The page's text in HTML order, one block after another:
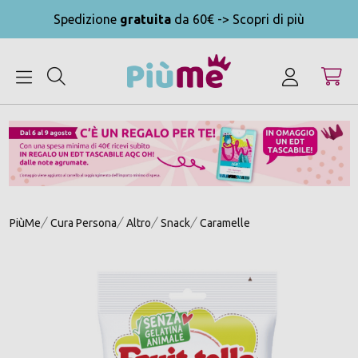
Spedizione gratuita da 60€ -> Scopri di più
PiùMe Cura Persona Altro Snack Caramelle